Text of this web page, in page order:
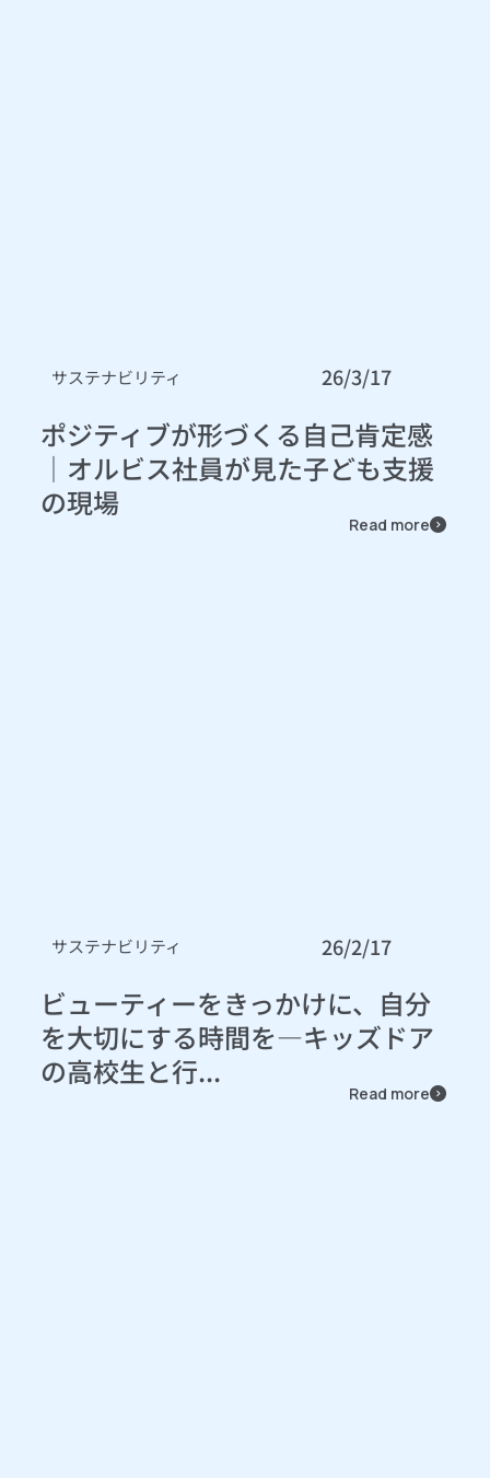
サステナビリティ 26/3/17
ポジティブが形づくる自己肯定感
│オルビス社員が見た子ども支援
の現場
Read more
サステナビリティ 26/2/17
ビューティーをきっかけに、自分
を大切にする時間を―キッズドア
の高校生と行...
Read more